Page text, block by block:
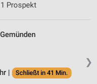
Prospekt
❯
|
Schließt in 41 Min.